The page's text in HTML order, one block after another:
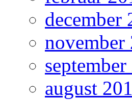
december
november
september
august